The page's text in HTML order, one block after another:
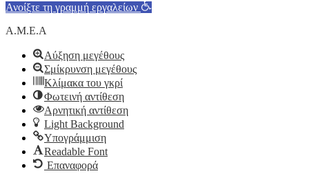
Ανοίξτε τη γραμμή εργαλείων
A.M.E.A
Αύξηση μεγέθους
Σμίκρυνση μεγέθους
Κλίμακα του γκρί
Φωτεινή αντίθεση
Αρνητική αντίθεση
Light Background
Υπογράμμιση
Readable Font
Επαναφορά